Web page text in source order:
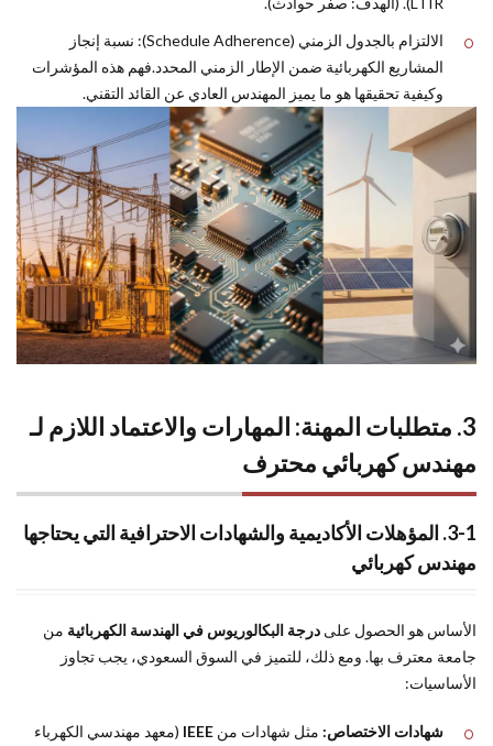
الالتزام بالجدول الزمني (Schedule Adherence): نسبة إنجاز
المشاريع الكهربائية ضمن الإطار الزمني المحدد.فهم هذه المؤشرات
وكيفية تحقيقها هو ما يميز المهندس العادي عن القائد التقني.
3. متطلبات المهنة: المهارات والاعتماد اللازم لـ
مهندس كهربائي محترف
3-1. المؤهلات الأكاديمية والشهادات الاحترافية التي يحتاجها
مهندس كهربائي
الأساس هو الحصول على درجة البكالوريوس في الهندسة الكهربائية من
جامعة معترف بها. ومع ذلك، للتميز في السوق السعودي، يجب تجاوز
الأساسيات:
شهادات الاختصاص: مثل شهادات من IEEE (معهد مهندسي الكهرباء